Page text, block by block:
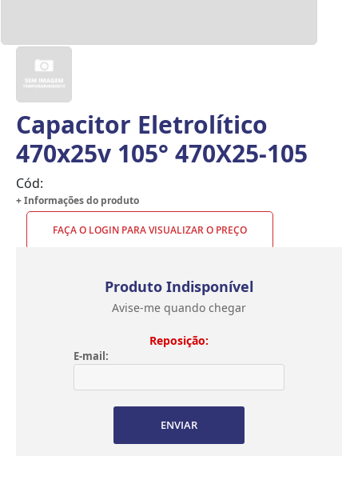
Capacitor Eletrolítico
470x25v 105° 470X25-105
Cód:
+ Informações do produto
FAÇA O LOGIN PARA VISUALIZAR O PREÇO
Produto Indisponível
Avise-me quando chegar
Reposição:
E-mail:
ENVIAR